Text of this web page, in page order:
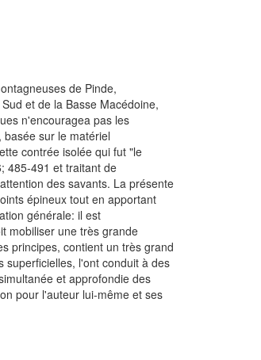
de Pinde,
et de la Basse Macédoine,
n'encouragea pas les
sur le matériel
contrée isolée qui fut "le
485-491 et traitant de
des savants. La présente
épineux tout en apportant
générale: il est
mobiliser une très grande
principes, contient un très grand
l'ont conduit à des
et approfondie des
pour l'auteur lui-même et ses